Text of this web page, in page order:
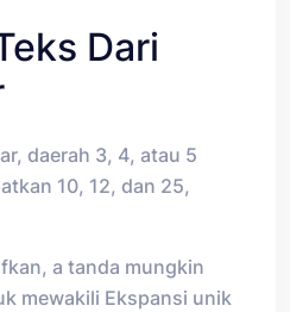
Dari
daerah 3, 4, atau 5
10, 12, dan 25,
a tanda mungkin
mewakili Ekspansi unik